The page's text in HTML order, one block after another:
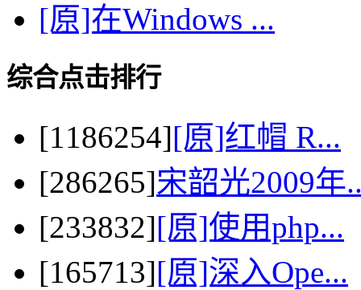
[原]在Windows ...
综合点击排行
[1186254][原]红帽 R...
[286265]宋韶光2009年
[233832][原]使用php...
[165713][原]深入Ope...